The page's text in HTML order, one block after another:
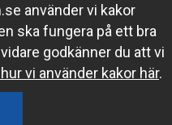
använder vi kakor
ska fungera på ett bra
godkänner du att vi
vi använder kakor här.
godkänner du att
e-postadress.